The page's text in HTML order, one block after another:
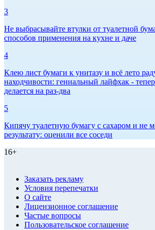
3
Не выбрасывайте втулки от туалетной
способов применения на кухне и даче
4
Клею лист бумаги к унитазу и всё лето
находчивости: гениальный лайфхак -
делается на раз-два
5
Кипячу туалетную бумагу с сахаром и не
результату: оценили все соседи
16+
Заказать рекламу
Условия перепечатки
О сайте
Лицензионное соглашение
Частые вопросы
Пользовательское соглашение